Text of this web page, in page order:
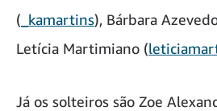
( _kamartins), Bárbara
Letícia Martimiano (
Já os solteiros são Zoe